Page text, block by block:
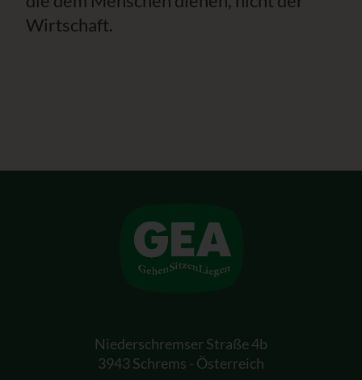
Wirtschaft.
Niederschremser Straße 4b
3943 Schrems - Österreich